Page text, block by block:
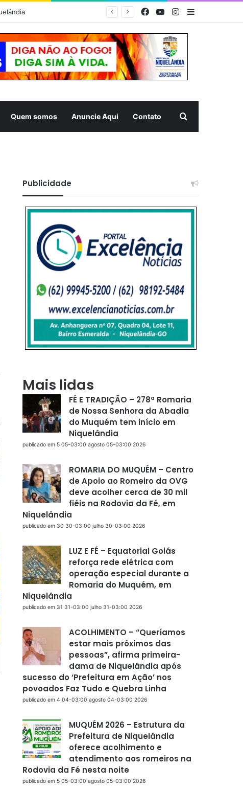
FacebookYouTubeInstagram
Quem somos Anuncie Aqui Contato
Publicidade
Mais lidas
FÉ E TRADIÇÃO – 278ª Romaria
de Nossa Senhora da Abadia
do Muquém tem início em
Niquelândia
publicado em 5 05-03:00 agosto 05-03:00 2026
ROMARIA DO MUQUÉM – Centro
de Apoio ao Romeiro da OVG
deve acolher cerca de 30 mil
fiéis na Rodovia da Fé, em
Niquelândia
publicado em 30 30-03:00 julho 30-03:00 2026
LUZ E FÉ – Equatorial Goiás
reforça rede elétrica com
operação especial durante a
Romaria do Muquém, em
Niquelândia
publicado em 31 31-03:00 julho 31-03:00 2026
ACOLHIMENTO – “Queríamos
estar mais próximos das
pessoas”, afirma primeira-
dama de Niquelândia após
sucesso do ‘Prefeitura em Ação’ nos
povoados Faz Tudo e Quebra Linha
publicado em 4 04-03:00 agosto 04-03:00 2026
MUQUÉM 2026 – Estrutura da
Prefeitura de Niquelândia
oferece acolhimento e
atendimento aos romeiros na
Rodovia da Fé nesta noite
publicado em 5 05-03:00 agosto 05-03:00 2026